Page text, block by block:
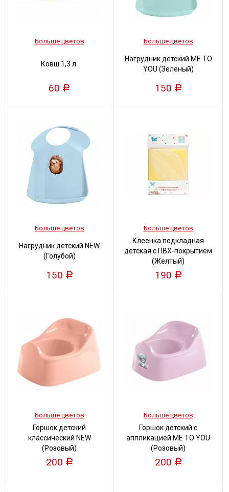
Больше цветов
Ковш 1,3 л.
60 Р
Больше цветов
Нагрудник детский ME TO
YOU (Зеленый)
150 Р
Больше цветов
Нагрудник детский NEW
(Голубой)
150 Р
Больше цветов
Клеенка подкладная
детская с ПВХ-покрытием
(Желтый)
190 Р
Больше цветов
Горшок детский
классический NEW
(Розовый)
200 Р
Больше цветов
Горшок детский с
аппликацией ME TO YOU
(Розовый)
200 Р